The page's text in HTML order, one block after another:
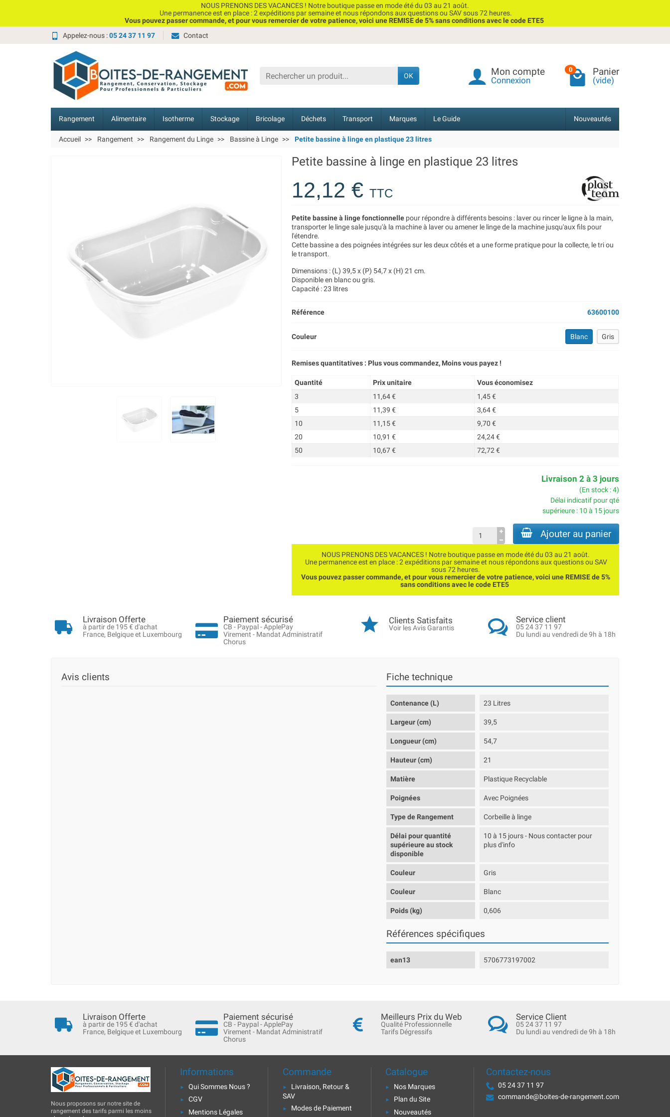
NOUS PRENONS DES VACANCES ! Notre boutique passe en mode été du 03 au 21 août.
Une permanence est en place : 2 expéditions par semaine et nous répondons aux questions ou SAV sous 72 heures.
Vous pouvez passer commande, et pour vous remercier de votre patience, voici une REMISE de 5% sans conditions avec le code ETE5
Appelez-nous :05 24 37 11 97 Contact
OK Mon compte
Connexion
0 Panier
(vide)
Rangement Alimentaire Isotherme Stockage Bricolage Déchets Transport Marques Le Guide Nouveautés
Accueil Rangement Rangement du Linge Bassine à Linge Petite bassine à linge en plastique 23 litres
Petite bassine à linge en plastique 23 litres
12,12 €TTC
Petite bassine à linge fonctionnelle pour répondre à différents besoins : laver ou rincer le ligne à la main,
transporter le linge sale jusqu'à la machine à laver ou amener le linge de la machine jusqu'aux fils pour
l'étendre.
Cette bassine a des poignées intégrées sur les deux côtés et a une forme pratique pour la collecte, le tri ou
le transport.
Dimensions : (L) 39,5 x (P) 54,7 x (H) 21 cm.
Disponible en blanc ou gris.
Capacité : 23 litres
Référence 63600100
Couleur Blanc Gris
Remises quantitatives : Plus vous commandez, Moins vous payez !
Quantité Prix unitaire
Vous économisez
3
11,64 €
1,45 €
5
11,39 €
3,64 €
10
11,15 €
9,70 €
20
10,91 €
24,24 €
50
10,67 € 72,72 €
Livraison 2 à 3 jours
(En stock : 4)
Délai indicatif pour qté
supérieure : 10 à 15 jours
Ajouter au panier
NOUS PRENONS DES VACANCES ! Notre boutique passe en mode été du 03 au 21 août.
Une permanence est en place : 2 expéditions par semaine et nous répondons aux questions ou SAV
sous 72 heures.
Vous pouvez passer commande, et pour vous remercier de votre patience, voici une REMISE de 5%
sans conditions avec le code ETE5
Livraison Offerte
à partir de 195 € d'achat
France, Belgique et Luxembourg
Paiement sécurisé
CB - Paypal - ApplePay
Virement - Mandat Administratif
Chorus
Clients Satisfaits
Voir les Avis Garantis
Service client
05 24 37 11 97
Du lundi au vendredi de 9h à 18h
Avis clients Fiche technique
Contenance (L) 23 Litres
Largeur (cm) 39,5
Longueur (cm) 54,7
Hauteur (cm) 21
Matière Plastique Recyclable
Poignées Avec Poignées
Type de Rangement Corbeille à linge
Délai pour quantité
supérieure au stock
disponible
10 à 15 jours - Nous contacter pour
plus d'info
Couleur Gris
Couleur Blanc
Poids (kg) 0,606
Références spécifiques
ean13 5706773197002
Livraison Offerte
à partir de 195 € d'achat
France, Belgique et Luxembourg
Paiement sécurisé
CB - Paypal - ApplePay
Virement - Mandat Administratif
Chorus
Meilleurs Prix du Web
Qualité Professionnelle
Tarifs Dégressifs
Service Client
05 24 37 11 97
Du lundi au vendredi de 9h à 18h
Nous proposons sur notre site de
rangement des tarifs parmi les moins
Informations
Qui Sommes Nous ?
CGV
Mentions Légales
Commande
Livraison, Retour &
SAV
Modes de Paiement
Catalogue
Nos Marques
Plan du Site
Nouveautés
Contactez-nous
05 24 37 11 97
commande@boites-de-rangement.com